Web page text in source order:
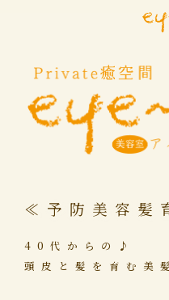
≪予防美容髪
40代からの♪
頭皮と髪を育む